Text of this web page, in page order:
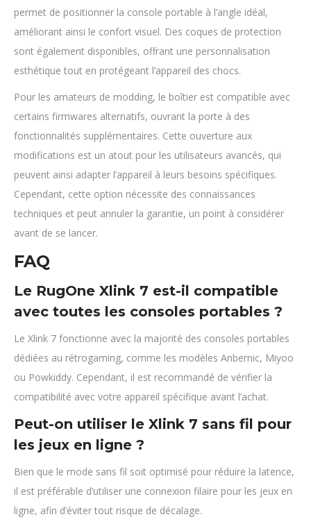
permet de positionner la console portable à l’angle idéal,
améliorant ainsi le confort visuel. Des coques de protection
sont également disponibles, offrant une personnalisation
esthétique tout en protégeant l’appareil des chocs.
Pour les amateurs de modding, le boîtier est compatible avec
certains firmwares alternatifs, ouvrant la porte à des
fonctionnalités supplémentaires. Cette ouverture aux
modifications est un atout pour les utilisateurs avancés, qui
peuvent ainsi adapter l’appareil à leurs besoins spécifiques.
Cependant, cette option nécessite des connaissances
techniques et peut annuler la garantie, un point à considérer
avant de se lancer.
FAQ
Le RugOne Xlink 7 est-il compatible
avec toutes les consoles portables ?
Le Xlink 7 fonctionne avec la majorité des consoles portables
dédiées au rétrogaming, comme les modèles Anbernic, Miyoo
ou Powkiddy. Cependant, il est recommandé de vérifier la
compatibilité avec votre appareil spécifique avant l’achat.
Peut-on utiliser le Xlink 7 sans fil pour
les jeux en ligne ?
Bien que le mode sans fil soit optimisé pour réduire la latence,
il est préférable d’utiliser une connexion filaire pour les jeux en
ligne, afin d’éviter tout risque de décalage.